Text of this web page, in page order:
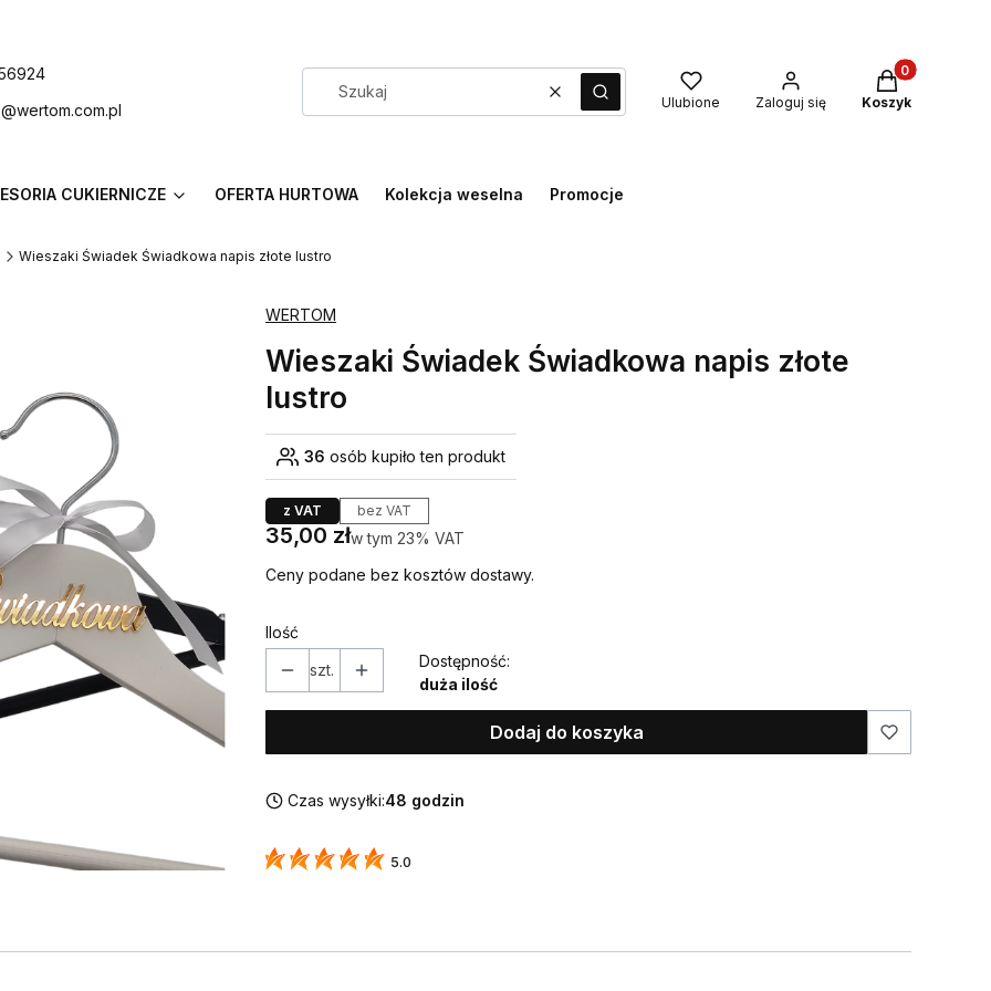
WyczyśćSzukaj Ulubione Zaloguj się
Produkty w
Koszyk
CUKIERNICZE OFERTA HURTOWA Kolekcja weselna Promocje
Wieszaki Świadek Świadkowa napis złote lustro
WERTOM
Wieszaki Świadek Świadkowa napis złote
lustro
36 osób kupiło ten produkt
z VAT bez VAT
Cena
35,00 złw tym 23% VAT
w tym 23% VAT
Ceny podane bez kosztów dostawy.
Ilość
szt.
Dostępność:
duża ilość
Dodaj do koszyka
Czas wysyłki:48 godzin
5.0